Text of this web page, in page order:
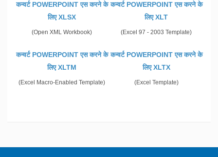
कन्वर्ट POWERPOINT एस करने के
लिए XLSX
(Open XML Workbook)
कन्वर्ट POWERPOINT एस करने के
लिए XLT
(Excel 97 - 2003 Template)
कन्वर्ट POWERPOINT एस करने के
लिए XLTM
(Excel Macro-Enabled Template)
कन्वर्ट POWERPOINT एस करने के
लिए XLTX
(Excel Template)